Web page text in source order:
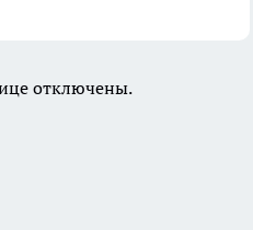
отключены.